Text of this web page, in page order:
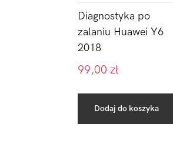
Diagnostyka po
zalaniu Huawei Y6
2018
99,00 zł
Dodaj do koszyka